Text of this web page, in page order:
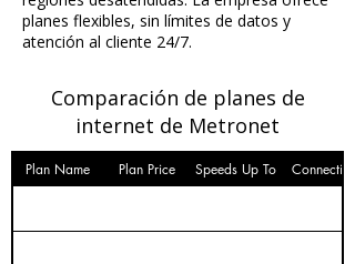
planes flexibles, sin límites de datos y
atención al cliente 24/7.
Comparación de planes de
internet de Metronet
Plan Name Plan Price Speeds Up To Connection